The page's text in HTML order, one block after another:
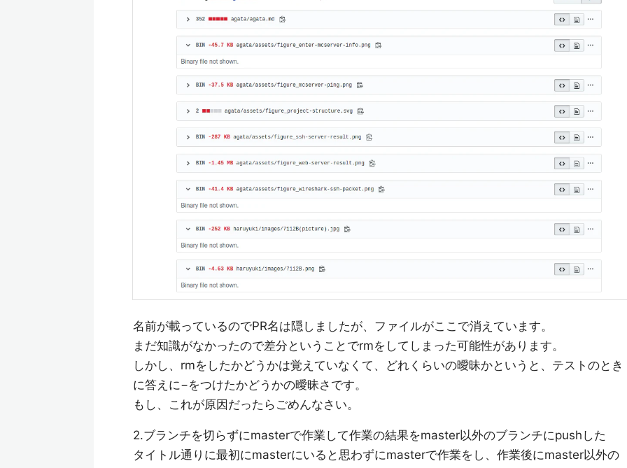
名前が載っているのでPR名は隠しましたが、ファイルがここで消えています。
まだ知識がなかったので差分ということでrmをしてしまった可能性があります。
しかし、rmをしたかどうかは覚えていなくて、どれくらいの曖昧かというと、テストのとき
に答えに−をつけたかどうかの曖昧さです。
もし、これが原因だったらごめんなさい。
2.ブランチを切らずにmasterで作業して作業の結果をmaster以外のブランチにpushした
タイトル通りに最初にmasterにいると思わずにmasterで作業をし、作業後にmaster以外の